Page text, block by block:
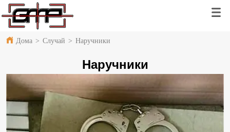
Дома > Случай > Наручники
Наручники